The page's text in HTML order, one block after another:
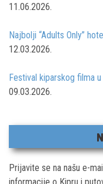
11.06.2026.
Najbolji “Adults Only”
12.03.2026.
Festival kiparskog filma
09.03.2026.
Prijavite se na našu e-